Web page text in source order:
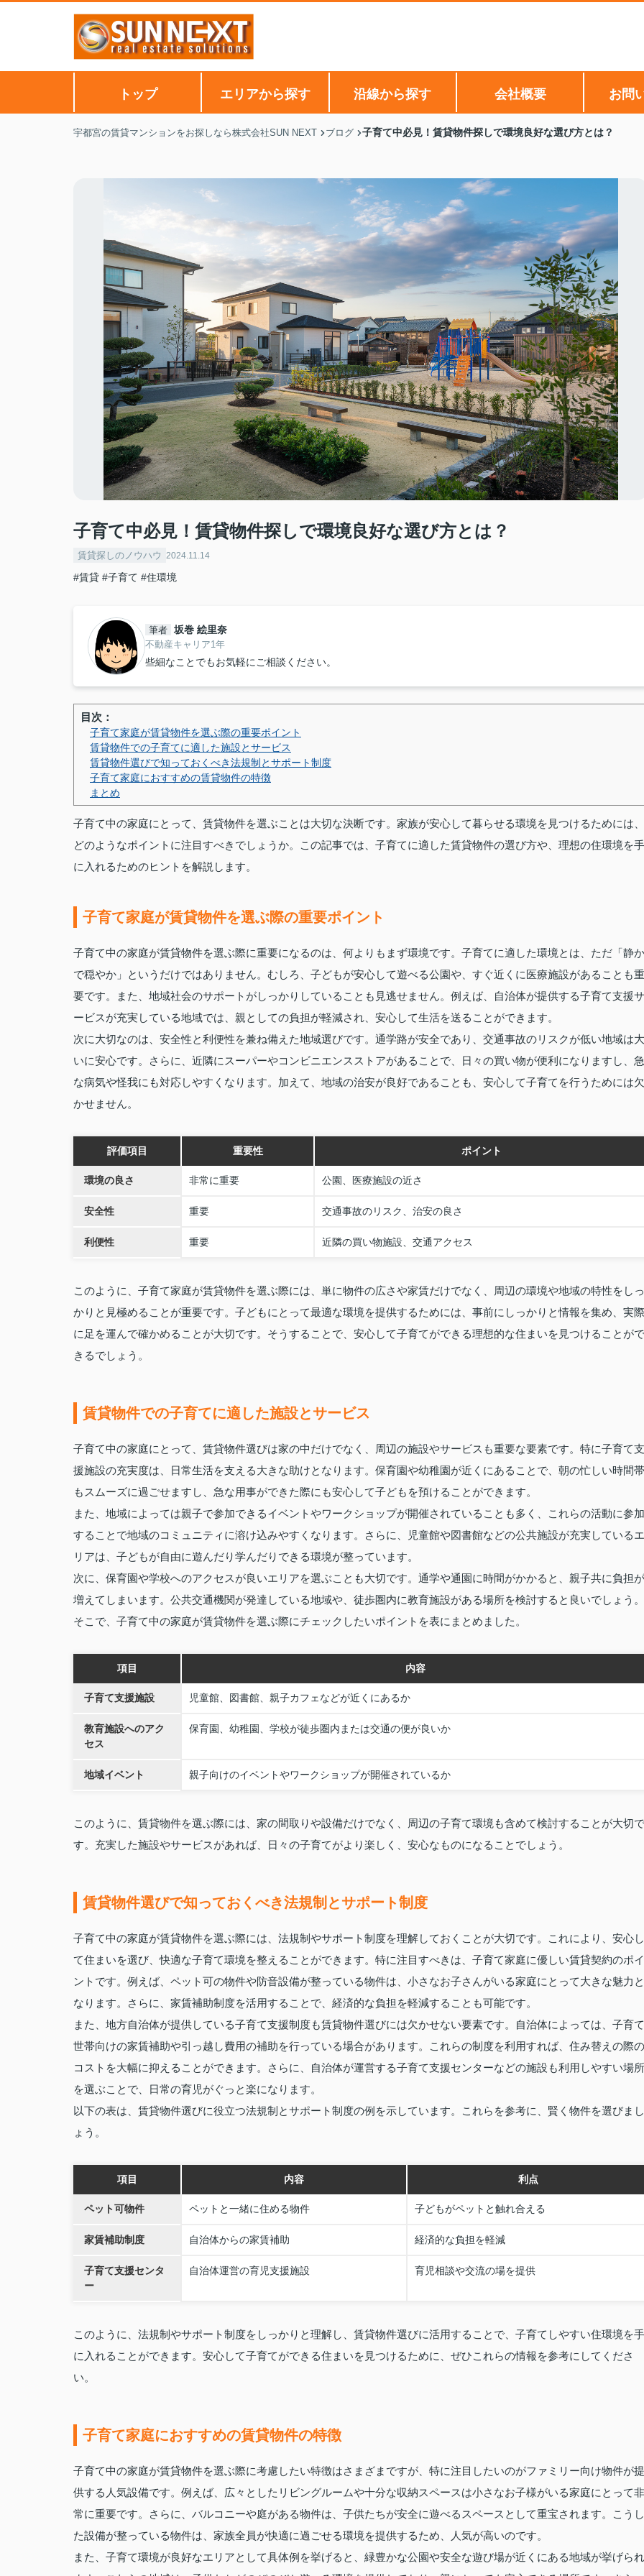
トップ エリアから探す 沿線から探す 会社概要 お問
宇都宮の賃貸マンションをお探しなら株式会社SUN NEXT ブログ 子育て中必見！賃貸物件探しで環境良好な選び方とは？
子育て中必見！賃貸物件探しで環境良好な選び方とは？
賃貸探しのノウハウ 2024.11.14
#賃貸 #子育て #住環境
筆者 坂巻 絵里奈
不動産キャリア1年
些細なことでもお気軽にご相談ください。
目次：
子育て家庭が賃貸物件を選ぶ際の重要ポイント
賃貸物件での子育てに適した施設とサービス
賃貸物件選びで知っておくべき法規制とサポート制度
子育て家庭におすすめの賃貸物件の特徴
まとめ
子育て中の家庭にとって、賃貸物件を選ぶことは大切な決断です。家族が安心して暮らせる環境を見つけるためには、
どのようなポイントに注目すべきでしょうか。この記事では、子育てに適した賃貸物件の選び方や、理想の住環境を手
に入れるためのヒントを解説します。
子育て家庭が賃貸物件を選ぶ際の重要ポイント
子育て中の家庭が賃貸物件を選ぶ際に重要になるのは、何よりもまず環境です。子育てに適した環境とは、ただ「静か
で穏やか」というだけではありません。むしろ、子どもが安心して遊べる公園や、すぐ近くに医療施設があることも重
要です。また、地域社会のサポートがしっかりしていることも見逃せません。例えば、自治体が提供する子育て支援サ
ービスが充実している地域では、親としての負担が軽減され、安心して生活を送ることができます。
次に大切なのは、安全性と利便性を兼ね備えた地域選びです。通学路が安全であり、交通事故のリスクが低い地域は大
いに安心です。さらに、近隣にスーパーやコンビニエンスストアがあることで、日々の買い物が便利になりますし、急
な病気や怪我にも対応しやすくなります。加えて、地域の治安が良好であることも、安心して子育てを行うためには欠
かせません。
評価項目 重要性 ポイント
環境の良さ 非常に重要 公園、医療施設の近さ
安全性 重要 交通事故のリスク、治安の良さ
利便性 重要 近隣の買い物施設、交通アクセス
このように、子育て家庭が賃貸物件を選ぶ際には、単に物件の広さや家賃だけでなく、周辺の環境や地域の特性をしっ
かりと見極めることが重要です。子どもにとって最適な環境を提供するためには、事前にしっかりと情報を集め、実際
に足を運んで確かめることが大切です。そうすることで、安心して子育てができる理想的な住まいを見つけることがで
きるでしょう。
賃貸物件での子育てに適した施設とサービス
子育て中の家庭にとって、賃貸物件選びは家の中だけでなく、周辺の施設やサービスも重要な要素です。特に子育て支
援施設の充実度は、日常生活を支える大きな助けとなります。保育園や幼稚園が近くにあることで、朝の忙しい時間帯
もスムーズに過ごせますし、急な用事ができた際にも安心して子どもを預けることができます。
また、地域によっては親子で参加できるイベントやワークショップが開催されていることも多く、これらの活動に参加
することで地域のコミュニティに溶け込みやすくなります。さらに、児童館や図書館などの公共施設が充実しているエ
リアは、子どもが自由に遊んだり学んだりできる環境が整っています。
次に、保育園や学校へのアクセスが良いエリアを選ぶことも大切です。通学や通園に時間がかかると、親子共に負担が
増えてしまいます。公共交通機関が発達している地域や、徒歩圏内に教育施設がある場所を検討すると良いでしょう。
そこで、子育て中の家庭が賃貸物件を選ぶ際にチェックしたいポイントを表にまとめました。
項目 内容
子育て支援施設 児童館、図書館、親子カフェなどが近くにあるか
教育施設へのアク
セス
保育園、幼稚園、学校が徒歩圏内または交通の便が良いか
地域イベント 親子向けのイベントやワークショップが開催されているか
このように、賃貸物件を選ぶ際には、家の間取りや設備だけでなく、周辺の子育て環境も含めて検討することが大切で
す。充実した施設やサービスがあれば、日々の子育てがより楽しく、安心なものになることでしょう。
賃貸物件選びで知っておくべき法規制とサポート制度
子育て中の家庭が賃貸物件を選ぶ際には、法規制やサポート制度を理解しておくことが大切です。これにより、安心し
て住まいを選び、快適な子育て環境を整えることができます。特に注目すべきは、子育て家庭に優しい賃貸契約のポイ
ントです。例えば、ペット可の物件や防音設備が整っている物件は、小さなお子さんがいる家庭にとって大きな魅力と
なります。さらに、家賃補助制度を活用することで、経済的な負担を軽減することも可能です。
また、地方自治体が提供している子育て支援制度も賃貸物件選びには欠かせない要素です。自治体によっては、子育て
世帯向けの家賃補助や引っ越し費用の補助を行っている場合があります。これらの制度を利用すれば、住み替えの際の
コストを大幅に抑えることができます。さらに、自治体が運営する子育て支援センターなどの施設も利用しやすい場所
を選ぶことで、日常の育児がぐっと楽になります。
以下の表は、賃貸物件選びに役立つ法規制とサポート制度の例を示しています。これらを参考に、賢く物件を選びまし
ょう。
項目 内容 利点
ペット可物件 ペットと一緒に住める物件 子どもがペットと触れ合える
家賃補助制度 自治体からの家賃補助 経済的な負担を軽減
子育て支援センタ
ー
自治体運営の育児支援施設 育児相談や交流の場を提供
このように、法規制やサポート制度をしっかりと理解し、賃貸物件選びに活用することで、子育てしやすい住環境を手
に入れることができます。安心して子育てができる住まいを見つけるために、ぜひこれらの情報を参考にしてくださ
い。
子育て家庭におすすめの賃貸物件の特徴
子育て中の家庭が賃貸物件を選ぶ際に考慮したい特徴はさまざまですが、特に注目したいのがファミリー向け物件が提
供する人気設備です。例えば、広々としたリビングルームや十分な収納スペースは小さなお子様がいる家庭にとって非
常に重要です。さらに、バルコニーや庭がある物件は、子供たちが安全に遊べるスペースとして重宝されます。こうし
た設備が整っている物件は、家族全員が快適に過ごせる環境を提供するため、人気が高いのです。
また、子育て環境が良好なエリアとして具体例を挙げると、緑豊かな公園や安全な遊び場が近くにある地域が挙げられ